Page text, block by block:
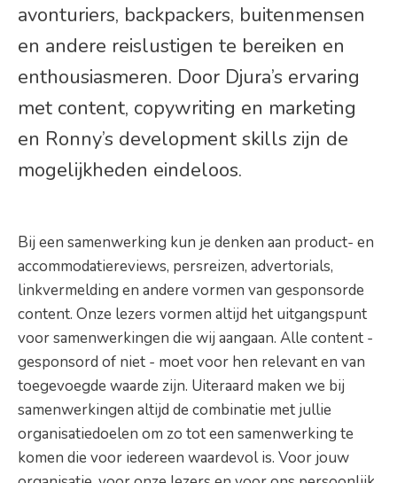
avonturiers, backpackers, buitenmensen
en andere reislustigen te bereiken en
enthousiasmeren. Door Djura’s ervaring
met content, copywriting en marketing
en Ronny’s development skills zijn de
mogelijkheden eindeloos.
Bij een samenwerking kun je denken aan product- en
accommodatiereviews, persreizen, advertorials,
linkvermelding en andere vormen van gesponsorde
content. Onze lezers vormen altijd het uitgangspunt
voor samenwerkingen die wij aangaan. Alle content -
gesponsord of niet - moet voor hen relevant en van
toegevoegde waarde zijn. Uiteraard maken we bij
samenwerkingen altijd de combinatie met jullie
organisatiedoelen om zo tot een samenwerking te
komen die voor iedereen waardevol is. Voor jouw